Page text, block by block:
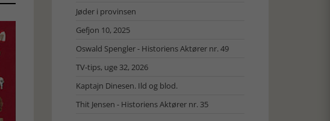
Jøder i provinsen
Gefjon 10, 2025
Oswald Spengler - Historiens Aktører nr. 49
TV-tips, uge 32, 2026
Kaptajn Dinesen. Ild og blod.
Thit Jensen - Historiens Aktører nr. 35